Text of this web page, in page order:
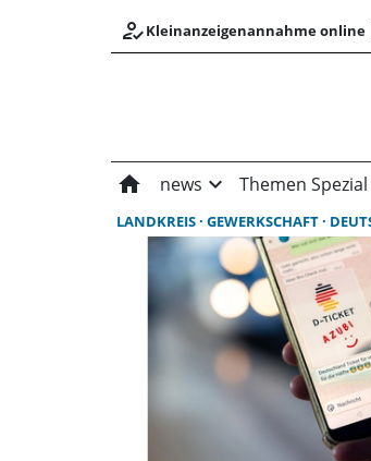
how_to_regKleinanzeigenannahme online
home news expand_more Themen Spezial
LANDKREIS GEWERKSCHAFT